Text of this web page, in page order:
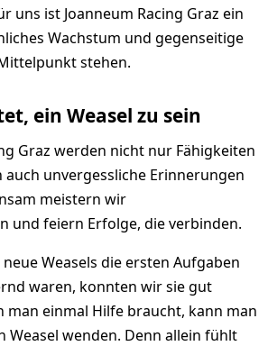
uns ist Joanneum Racing Graz ein
Wachstum und gegenseitige
stehen.
ein Weasel zu sein
Graz werden nicht nur Fähigkeiten
unvergessliche Erinnerungen
meistern wir
und feiern Erfolge, die verbinden.
Weasels die ersten Aufgaben
waren, konnten wir sie gut
man einmal Hilfe braucht, kann man
Weasel wenden. Denn allein fühlt